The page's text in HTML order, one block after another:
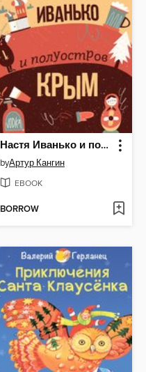
Настя Иванько и полуостров Крым--Сатирические юмористические рассказы
byАртур Кангин
EBOOK
BORROW